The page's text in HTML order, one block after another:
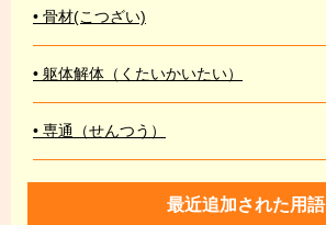
• 骨材(こつざい)
• 躯体解体（くたいかいたい）
• 専通（せんつう）
最近追加された用語